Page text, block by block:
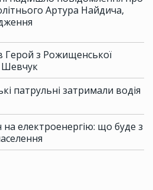
Артура Найдича,
Герой з Рожищенської
Шевчук
патрульні затримали водія
електроенергію: що буде з